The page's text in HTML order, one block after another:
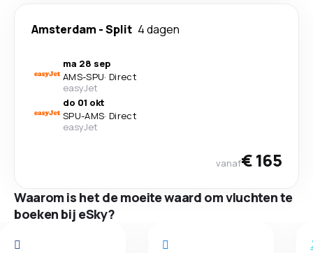
Amsterdam -Split 4 dagen
ma 28 sep
AMS-SPU· Direct
easyJet
do 01 okt
SPU-AMS· Direct
easyJet
vanaf€ 165
Waarom is het de moeite waard om vluchten te
boeken bij eSky?